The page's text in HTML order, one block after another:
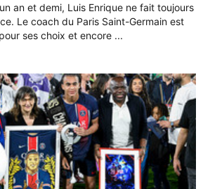
an et demi, Luis Enrique ne fait toujours
Le coach du Paris Saint-Germain est
ses choix et encore ...